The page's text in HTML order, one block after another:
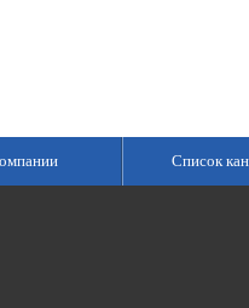
Список